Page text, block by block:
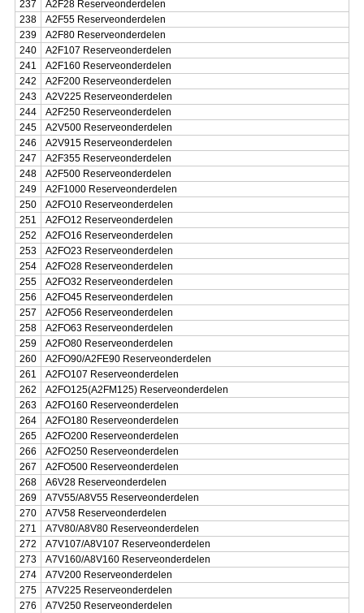
237
A2F28 Reserveonderdelen
238
A2F55 Reserveonderdelen
239
A2F80 Reserveonderdelen
240
A2F107 Reserveonderdelen
241
A2F160 Reserveonderdelen
242
A2F200 Reserveonderdelen
243
A2V225 Reserveonderdelen
244
A2F250 Reserveonderdelen
245
A2V500 Reserveonderdelen
246
A2V915 Reserveonderdelen
247
A2F355 Reserveonderdelen
248
A2F500 Reserveonderdelen
249
A2F1000 Reserveonderdelen
250
A2FO10 Reserveonderdelen
251
A2FO12 Reserveonderdelen
252
A2FO16 Reserveonderdelen
253
A2FO23 Reserveonderdelen
254
A2FO28 Reserveonderdelen
255
A2FO32 Reserveonderdelen
256
A2FO45 Reserveonderdelen
257
A2FO56 Reserveonderdelen
258
A2FO63 Reserveonderdelen
259
A2FO80 Reserveonderdelen
260
A2FO90/A2FE90 Reserveonderdelen
261
A2FO107 Reserveonderdelen
262
A2FO125(A2FM125) Reserveonderdelen
263
A2FO160 Reserveonderdelen
264
A2FO180 Reserveonderdelen
265
A2FO200 Reserveonderdelen
266
A2FO250 Reserveonderdelen
267
A2FO500 Reserveonderdelen
268
A6V28 Reserveonderdelen
269
A7V55/A8V55 Reserveonderdelen
270
A7V58 Reserveonderdelen
271
A7V80/A8V80 Reserveonderdelen
272
A7V107/A8V107 Reserveonderdelen
273
A7V160/A8V160 Reserveonderdelen
274
A7V200 Reserveonderdelen
275
A7V225 Reserveonderdelen
276
A7V250 Reserveonderdelen